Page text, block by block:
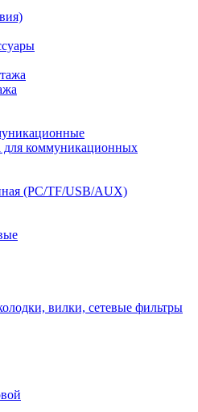
для коммуникационных
(PC/TF/USB/AUX)
вилки, сетевые фильтры